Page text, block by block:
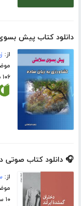
دانلود کتاب پیش
از:
۱۰۶ صفحه
🎧 دانلود کتاب صوتی
از:
۱۰ ساعت و ۳۳ دقیقه